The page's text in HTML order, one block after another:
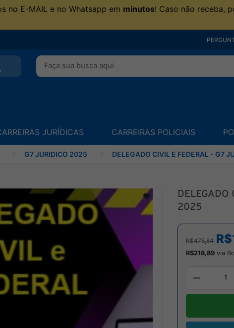
no E-MAIL e no Whatsapp em minutos! Caso não receba,
JURÍDICAS CARREIRAS POLICIAIS
G7 JURIDICO 2025 DELEGADO CIVIL E FEDERAL - G7
DELEGADO
2025
R$475,84
R$218,89via